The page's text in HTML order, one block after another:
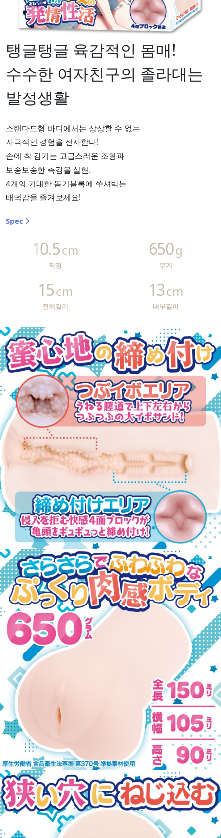
탱글탱글 육감적인 몸매!
수수한 여자친구의 졸라대는
발정생활
스탠다드형 바디에서는 상상할 수 없는
자극적인 경험을 선사한다!
손에 착 감기는 고급스러운 조형과
보송보송한 촉감을 실현.
4개의 거대한 돌기블록에 쑤셔박는
배덕감을 즐겨보세요!
Spec
직경
10.5cm
무게
650g
전체길이
15cm
내부길이
13cm